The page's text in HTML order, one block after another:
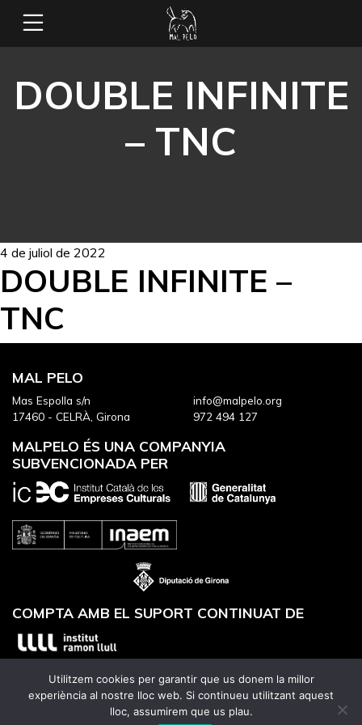
DOUBLE INFINITE
– TNC
4 de juliol de 2022
DOUBLE INFINITE –
TNC
MAL PELO
Mas Espolla s/n
17460 - CELRÀ, Girona
info@malpelo.org
972 494 127
MALPELO ÉS UNA COMPANYIA
SUBVENCIONADA PER
COMPTA AMB EL SUPORT CONTINUAT DE
Utilitzem cookies per garantir que us donem la millor
experiència al nostre lloc web. Si continueu utilitzant aquest
lloc, assumirem que us plau.